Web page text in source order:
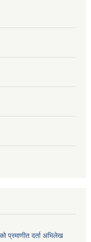
प्रमाणीत दर्ता अभिलेख